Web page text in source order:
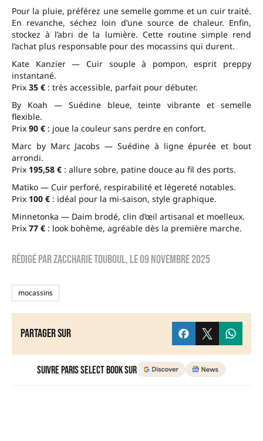
Pour la pluie, préférez une semelle gomme et un cuir traité.
En revanche, séchez loin d’une source de chaleur. Enfin,
stockez à l’abri de la lumière. Cette routine simple rend
l’achat plus responsable pour des mocassins qui durent.
Kate Kanzier — Cuir souple à pompon, esprit preppy
instantané.
Prix 35 € : très accessible, parfait pour débuter.
By Koah — Suédine bleue, teinte vibrante et semelle
flexible.
Prix 90 € : joue la couleur sans perdre en confort.
Marc by Marc Jacobs — Suédine à ligne épurée et bout
arrondi.
Prix 195,58 € : allure sobre, patine douce au fil des ports.
Matiko — Cuir perforé, respirabilité et légereté notables.
Prix 100 € : idéal pour la mi-saison, style graphique.
Minnetonka — Daim brodé, clin d’œil artisanal et moelleux.
Prix 77 € : look bohème, agréable dès la première marche.
Rédigé parzaccharie touboul, le09 novembre 2025
mocassins
Partager sur
Suivre Paris Select Book sur